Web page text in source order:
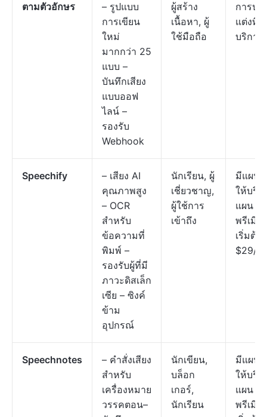
ตามตัวอักษร
– รูปแบบ
การเขียน
ใหม่
มากกว่า 25
แบบ –
บันทึกเสียง
แบบออฟ
ไลน์ –
รองรับ
Webhook
ผู้สร้าง
เนื้อหา, ผู้
ใช้มือถือ
การปรั
แต่งที่
บริการ
Speechify
– เสียง AI
คุณภาพสูง
– OCR
สำหรับ
ข้อความที่
พิมพ์ –
รองรับผู้ที่มี
ภาวะดิสเล็ก
เซีย – ซิงค์
ข้าม
อุปกรณ์
นักเรียน, ผู้
เชี่ยวชาญ,
ผู้ใช้การ
เข้าถึง
มีแผน
ให้บริก
แผน
พรีเมีย
เริ่มต้น
$29/เ
Speechnotes
– คำสั่งเสียง
สำหรับ
เครื่องหมาย
วรรคตอน–
นักเขียน,
บล็อก
เกอร์,
นักเรียน
มีแผน
ให้บริก
แผน
พรีเมีย